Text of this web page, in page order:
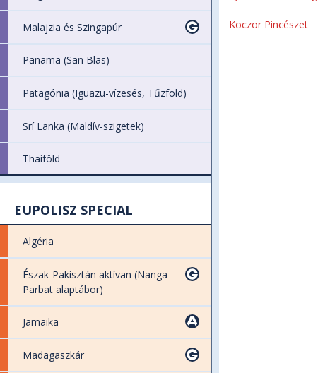
Malajzia és Szingapúr
Panama (San Blas)
Patagónia (Iguazu-vízesés, Tűzföld)
Srí Lanka (Maldív-szigetek)
Thaiföld
EUPOLISZ SPECIAL
Algéria
Észak-Pakisztán aktívan (Nanga
Parbat alaptábor)
Jamaika
Madagaszkár
Koczor Pincészet